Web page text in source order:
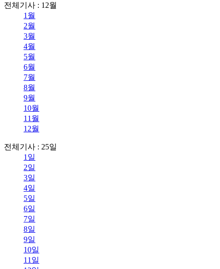
전체기사 : 12월
1월
2월
3월
4월
5월
6월
7월
8월
9월
10월
11월
12월
전체기사 : 25일
1일
2일
3일
4일
5일
6일
7일
8일
9일
10일
11일